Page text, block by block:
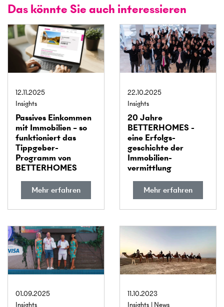
Das könnte Sie auch interessieren
12.11.2025
Insights
Passives Ein­kommen
mit Immobilien – so
funktioniert das
Tippgeber-
Programm von
BETTERHOMES
Mehr erfahren
22.10.2025
Insights
20 Jahre
BETTERHOMES -
eine Erfolgs­
geschichte der
Immobilien­
vermittlung
Mehr erfahren
01.09.2025
Insights
11.10.2023
Insights News